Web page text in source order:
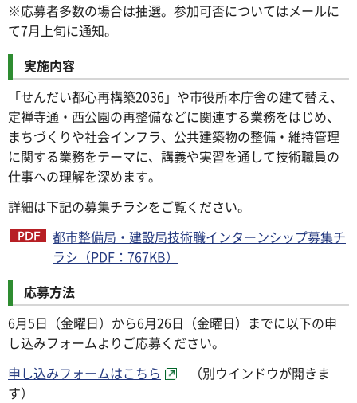
※応募者多数の場合は抽選。参加可否についてはメールに
て7月上旬に通知。
実施内容
「せんだい都心再構築2036」や市役所本庁舎の建て替え、
定禅寺通・西公園の再整備などに関連する業務をはじめ、
まちづくりや社会インフラ、公共建築物の整備・維持管理
に関する業務をテーマに、講義や実習を通して技術職員の
仕事への理解を深めます。
詳細は下記の募集チラシをご覧ください。
都市整備局・建設局技術職インターンシップ募集チ
ラシ（PDF：767KB）
応募方法
6月5日（金曜日）から6月26日（金曜日）までに以下の申
し込みフォームよりご応募ください。
申し込みフォームはこちら
（別ウインドウが開きま
す）